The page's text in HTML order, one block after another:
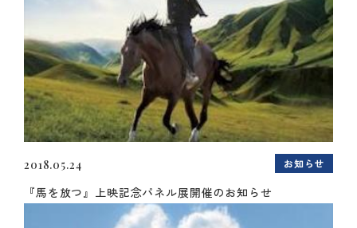
2018.05.24 お知らせ
『馬を放つ』上映記念パネル展開催のお知らせ